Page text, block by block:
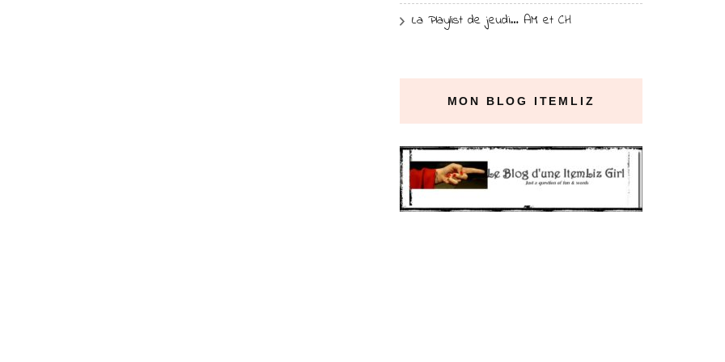
La Playlist de jeudi… AM et CH
MON BLOG ITEMLIZ